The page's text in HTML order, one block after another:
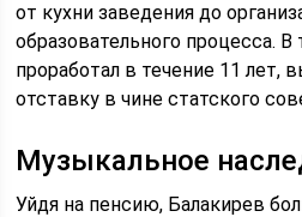
от кухни заведения до
образовательного процесса.
проработал в течение 11 лет,
отставку в чине статского
Музыкальное
Уйдя на пенсию, Балакирев